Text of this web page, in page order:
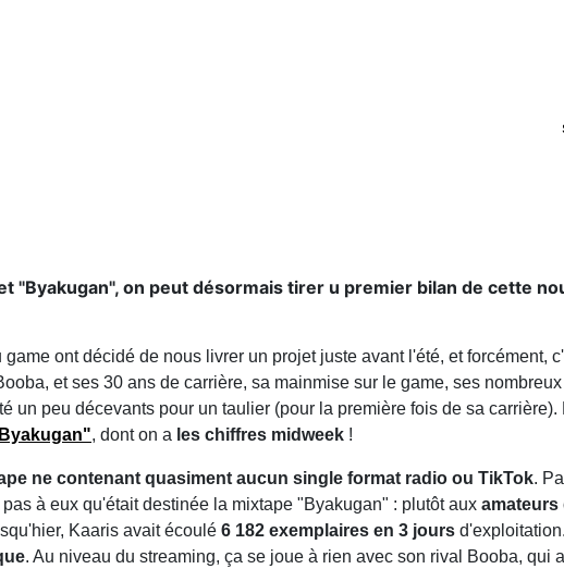
"Byakugan", on peut désormais tirer u premier bilan de cette
game ont décidé de nous livrer un projet juste avant l'été, et forcément,
et ses 30 ans de carrière, sa mainmise sur le game, ses
un peu décevants pour un taulier (pour la première fois de sa carrière).
, dont on a les chiffres midweek !
ne contenant quasiment aucun single format radio ou TikTok.
à eux qu'était destinée la mixtape "Byakugan" : plutôt aux amateurs
Kaaris avait écoulé 6 182 exemplaires en 3 jours
. Au niveau du streaming, ça se joue à rien avec son rival Booba, qui